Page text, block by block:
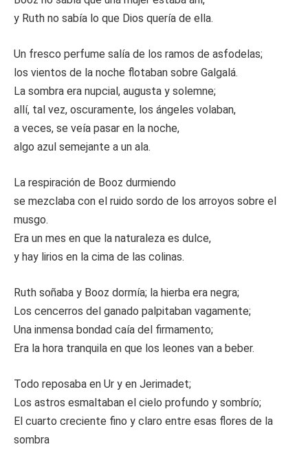
y Ruth no sabía lo que Dios quería de ella.
Un fresco perfume salía de los ramos de asfodelas;
los vientos de la noche flotaban sobre Galgalá.
La sombra era nupcial, augusta y solemne;
allí, tal vez, oscuramente, los ángeles volaban,
a veces, se veía pasar en la noche,
algo azul semejante a un ala.
La respiración de Booz durmiendo
se mezclaba con el ruido sordo de los arroyos sobre el
musgo.
Era un mes en que la naturaleza es dulce,
y hay lirios en la cima de las colinas.
Ruth soñaba y Booz dormía; la hierba era negra;
Los cencerros del ganado palpitaban vagamente;
Una inmensa bondad caía del firmamento;
Era la hora tranquila en que los leones van a beber.
Todo reposaba en Ur y en Jerimadet;
Los astros esmaltaban el cielo profundo y sombrío;
El cuarto creciente fino y claro entre esas flores de la
sombra